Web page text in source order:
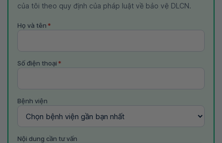
của tôi theo quy định của pháp luật về bảo vệ DLCN.
Họ và tên *
Số điện thoại *
Bệnh viện
Nội dung cần tư vấn